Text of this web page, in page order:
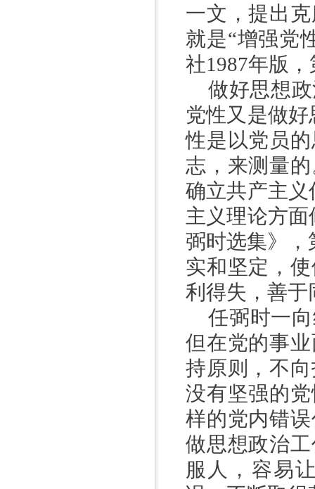
一文，提出
就是“增强党
社1987年版，
做好思想
党性又是做
性是以党员
志，来测量
确立共产主
主义理论方
弼时选集》，
实和坚定，
利得失，善于
任弼时一
但在党的事
持原则，不
没有坚强的
样的党内错
做思想政治
服人，容易